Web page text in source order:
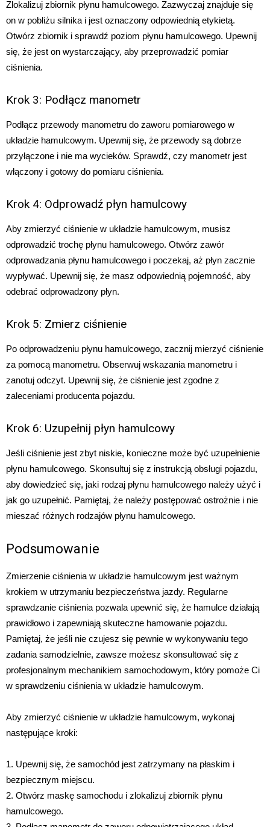
Zlokalizuj zbiornik płynu hamulcowego. Zazwyczaj znajduje się
on w pobliżu silnika i jest oznaczony odpowiednią etykietą.
Otwórz zbiornik i sprawdź poziom płynu hamulcowego. Upewnij
się, że jest on wystarczający, aby przeprowadzić pomiar
ciśnienia.
Krok 3: Podłącz manometr
Podłącz przewody manometru do zaworu pomiarowego w
układzie hamulcowym. Upewnij się, że przewody są dobrze
przyłączone i nie ma wycieków. Sprawdź, czy manometr jest
włączony i gotowy do pomiaru ciśnienia.
Krok 4: Odprowadź płyn hamulcowy
Aby zmierzyć ciśnienie w układzie hamulcowym, musisz
odprowadzić trochę płynu hamulcowego. Otwórz zawór
odprowadzania płynu hamulcowego i poczekaj, aż płyn zacznie
wypływać. Upewnij się, że masz odpowiednią pojemność, aby
odebrać odprowadzony płyn.
Krok 5: Zmierz ciśnienie
Po odprowadzeniu płynu hamulcowego, zacznij mierzyć ciśnienie
za pomocą manometru. Obserwuj wskazania manometru i
zanotuj odczyt. Upewnij się, że ciśnienie jest zgodne z
zaleceniami producenta pojazdu.
Krok 6: Uzupełnij płyn hamulcowy
Jeśli ciśnienie jest zbyt niskie, konieczne może być uzupełnienie
płynu hamulcowego. Skonsultuj się z instrukcją obsługi pojazdu,
aby dowiedzieć się, jaki rodzaj płynu hamulcowego należy użyć i
jak go uzupełnić. Pamiętaj, że należy postępować ostrożnie i nie
mieszać różnych rodzajów płynu hamulcowego.
Podsumowanie
Zmierzenie ciśnienia w układzie hamulcowym jest ważnym
krokiem w utrzymaniu bezpieczeństwa jazdy. Regularne
sprawdzanie ciśnienia pozwala upewnić się, że hamulce działają
prawidłowo i zapewniają skuteczne hamowanie pojazdu.
Pamiętaj, że jeśli nie czujesz się pewnie w wykonywaniu tego
zadania samodzielnie, zawsze możesz skonsultować się z
profesjonalnym mechanikiem samochodowym, który pomoże Ci
w sprawdzeniu ciśnienia w układzie hamulcowym.
Aby zmierzyć ciśnienie w układzie hamulcowym, wykonaj
następujące kroki:
1. Upewnij się, że samochód jest zatrzymany na płaskim i
bezpiecznym miejscu.
2. Otwórz maskę samochodu i zlokalizuj zbiornik płynu
hamulcowego.